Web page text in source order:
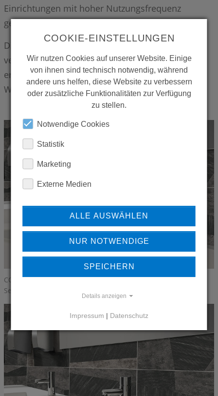
Einrichtungen mit hoher Nutzungsfrequenz
geeignet.
Die CONTI+ lino SofTouch ist ab sofort in
verchromter oder reiner Edelstahl-Oberfläche
erhältlich.
Weitere Informationen erhalten Siehier.
CONTI+ lino SofTouch 2.0 Hydraulisch gesteuerte
Selbstschlussarmatur
COOKIE-EINSTELLUNGEN
Wir nutzen Cookies auf unserer Website. Einige
von ihnen sind technisch notwendig, während
andere uns helfen, diese Website zu verbessern
oder zusätzliche Funktionalitäten zur Verfügung
zu stellen.
Notwendige Cookies
Statistik
Marketing
Externe Medien
ALLE AUSWÄHLEN
NUR NOTWENDIGE
SPEICHERN
Details anzeigen
Impressum | Datenschutz